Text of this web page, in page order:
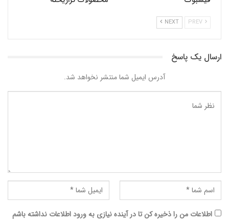
NEXT
ارسال یک پاسخ
آدرس ایمیل شما منتشر نخواهد شد.
اطلاعات من را ذخیره کن تا در آینده نیازی به ورود اطلاعات نداشته باشم